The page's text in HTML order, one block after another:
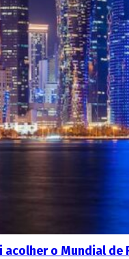
acolher o Mundial